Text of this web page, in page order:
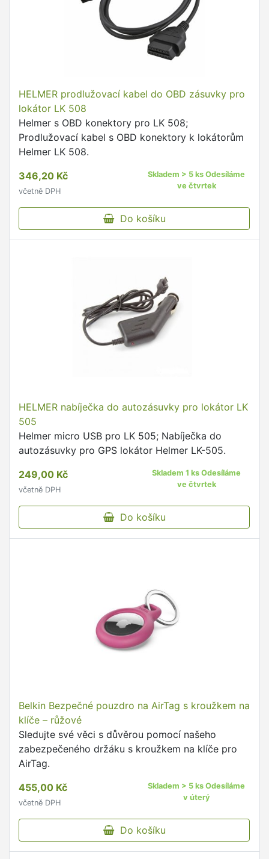
HELMER prodlužovací kabel do OBD zásuvky pro
lokátor LK 508
Helmer s OBD konektory pro LK 508;
Prodlužovací kabel s OBD konektory k lokátorům
Helmer LK 508.
346,20 Kč
včetně DPH
Skladem > 5 ks Odesíláme
ve čtvrtek
Do košíku
HELMER nabíječka do autozásuvky pro lokátor LK
505
Helmer micro USB pro LK 505; Nabíječka do
autozásuvky pro GPS lokátor Helmer LK-505.
249,00 Kč
včetně DPH
Skladem 1 ks Odesíláme
ve čtvrtek
Do košíku
Belkin Bezpečné pouzdro na AirTag s kroužkem na
klíče – růžové
Sledujte své věci s důvěrou pomocí našeho
zabezpečeného držáku s kroužkem na klíče pro
AirTag.
455,00 Kč
včetně DPH
Skladem > 5 ks Odesíláme
v úterý
Do košíku